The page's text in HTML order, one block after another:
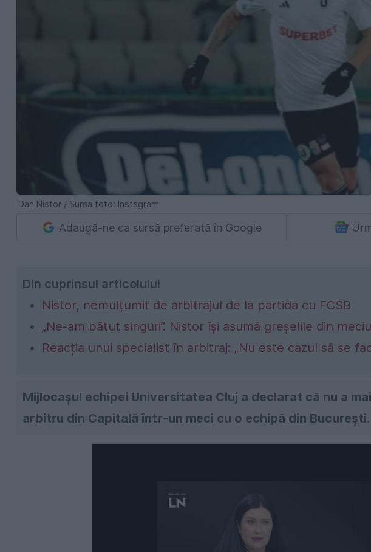
Dan Nistor / Sursa foto: Instagram
Adaugă-ne ca sursă preferată în Google
Din cuprinsul articolului
Nistor, nemulțumit de arbitrajul de la partida cu FCSB
„Ne-am bătut singuri”. Nistor își asumă greșelile din
Reacția unui specialist în arbitraj: „Nu este cazul să se
Mijlocașul echipei Universitatea Cluj a declarat că nu a
arbitru din Capitală într-un meci cu o echipă din București.